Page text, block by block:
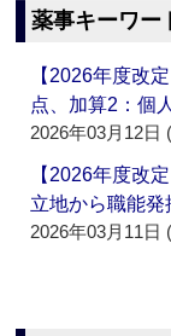
薬事キーワー
【2026年度改
点、加算2：個
2026年03月12日
【2026年度改
立地から職能発
2026年03月11日